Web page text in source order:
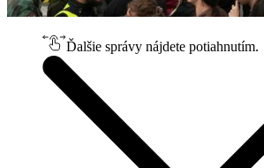
Ďalšie správy nájdete potiahnutím.